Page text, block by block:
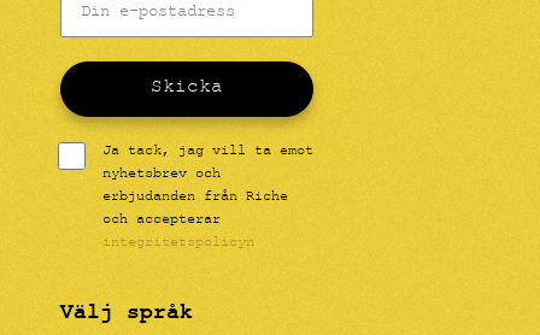
Skicka
Ja tack, jag vill ta emot
nyhetsbrev och
erbjudanden från Riche
och accepterar
integritetspolicyn
Välj språk